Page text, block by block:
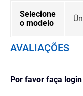
Selecione
o modelo
AVALIAÇÕES
Por favor faça